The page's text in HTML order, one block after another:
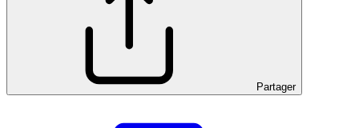
Partager